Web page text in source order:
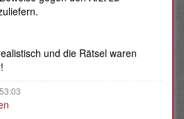
und die Rätsel waren